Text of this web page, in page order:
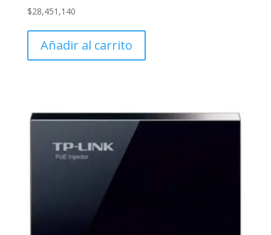
$28,451,140
Añadir al carrito